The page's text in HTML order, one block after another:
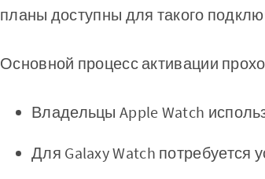
планы доступны для такого
Основной процесс активации
Владельцы Apple Watch
Для Galaxy Watch потребуется